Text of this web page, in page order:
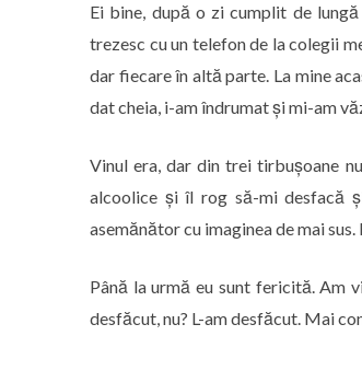
Ei bine, după o zi cumplit de
trezesc cu un telefon de la colegii
dar fiecare în altă parte. La mine
dat cheia, i-am îndrumat și mi-am
Vinul era, dar din trei tirbușoane
alcoolice și îl rog să-mi desfacă
asemănător cu imaginea de mai
Până la urmă eu sunt fericită. Am
desfăcut, nu? L-am desfăcut. Mai